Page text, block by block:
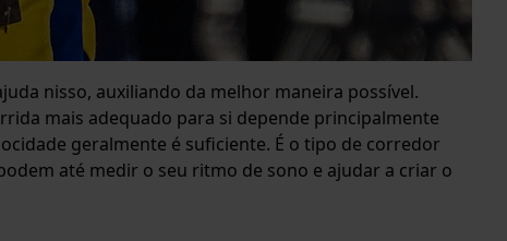
nisso, auxiliando da melhor maneira possível.
mais adequado para si depende principalmente
geralmente é suficiente. É o tipo de corredor
até medir o seu ritmo de sono e ajudar a criar o